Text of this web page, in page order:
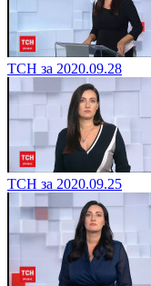
ТСН за 2020.09.28
ТСН за 2020.09.25